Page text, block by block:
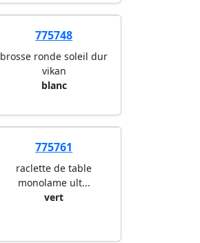
775748
brosse ronde soleil dur
vikan
blanc
775761
raclette de table
monolame ult...
vert